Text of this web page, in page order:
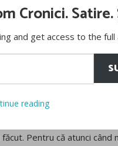
Pentru a putea să plângem
succese, de eșecuri. De
De trofee câștigate, de
care vor privi în ochi,
care vor respira pentru
Să ne faceți statuie!
vor purta alții
Pentru că atunci când
Cronici. Satire.
and get access to the full
reading